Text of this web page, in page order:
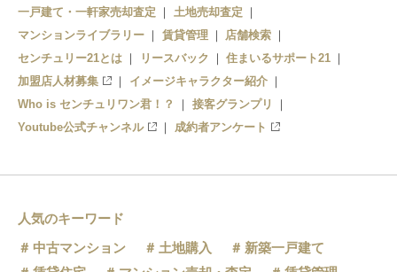
一戸建て・一軒家売却査定
土地売却査定
マンションライブラリー
賃貸管理
店舗検索
センチュリー21とは
リースバック
住まいるサポート21
加盟店人材募集
イメージキャラクター紹介
Who is センチュリワン君！？
接客グランプリ
Youtube公式チャンネル
成約者アンケート
人気のキーワード
中古マンション
土地購入
新築一戸建て